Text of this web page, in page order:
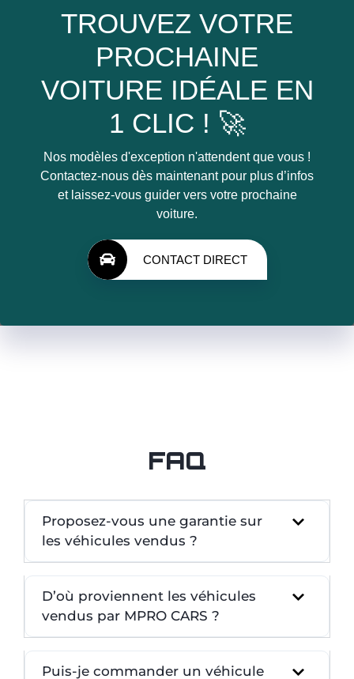
TROUVEZ VOTRE
PROCHAINE
VOITURE IDÉALE EN
1 CLIC ! 🚀
Nos modèles d'exception n'attendent que vous !
Contactez-nous dès maintenant pour plus d’infos
et laissez-vous guider vers votre prochaine
voiture.
CONTACT DIRECT
FAQ
Proposez-vous une garantie sur
les véhicules vendus ?
D’où proviennent les véhicules
vendus par MPRO CARS ?
Puis-je commander un véhicule